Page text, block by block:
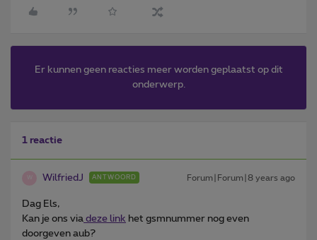
Er kunnen geen reacties meer worden geplaatst op dit
onderwerp.
1 reactie
WilfriedJ ANTWOORD Forum|Forum|8 years ago
Dag Els,
Kan je ons via deze link het gsmnummer nog even
doorgeven aub?